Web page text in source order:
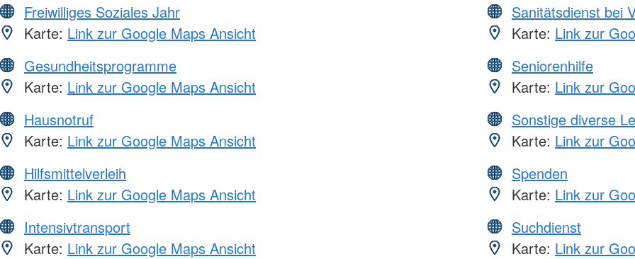
Freiwilliges Soziales Jahr
Karte: Link zur Google Maps Ansicht
Gesundheitsprogramme
Karte: Link zur Google Maps Ansicht
Hausnotruf
Karte: Link zur Google Maps Ansicht
Hilfsmittelverleih
Karte: Link zur Google Maps Ansicht
Intensivtransport
Karte: Link zur Google Maps Ansicht
Sanitätsdienst bei
Karte: Link zur
Seniorenhilfe
Karte: Link zur
Sonstige diverse
Karte: Link zur
Spenden
Karte: Link zur
Suchdienst
Karte: Link zur